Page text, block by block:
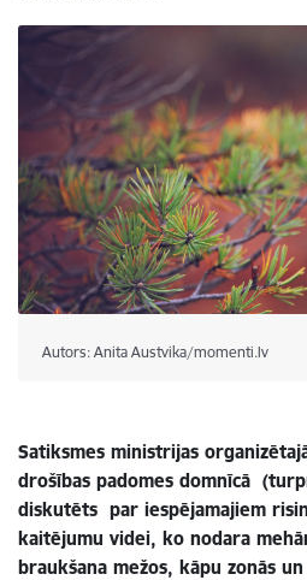
Autors: Anita Austvika/momenti.lv
Satiksmes ministrijas
drošības padomes domnīcā
diskutēts par iespējamajiem
kaitējumu videi, ko nodara m
braukšana mežos, kāpu zonās